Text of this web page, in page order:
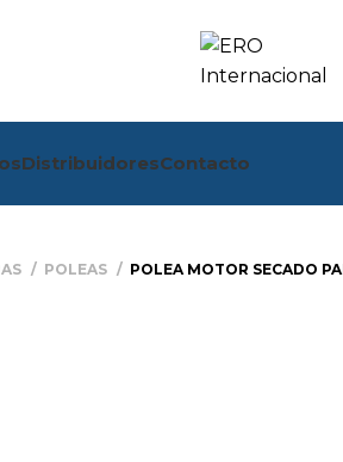
DistribuidoresContacto
POLEAS POLEA MOTOR SECADO